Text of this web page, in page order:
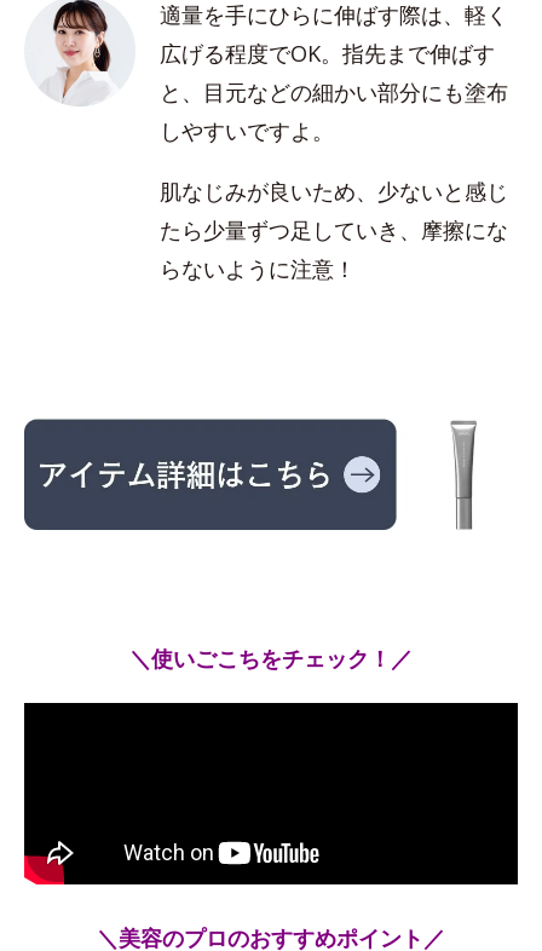
適量を手にひらに伸ばす際は、軽く
広げる程度でOK。指先まで伸ばす
と、目元などの細かい部分にも塗布
しやすいですよ。
肌なじみが良いため、少ないと感じ
たら少量ずつ足していき、摩擦にな
らないように注意！
＼使いごこちをチェック！／
＼美容のプロのおすすめポイント／